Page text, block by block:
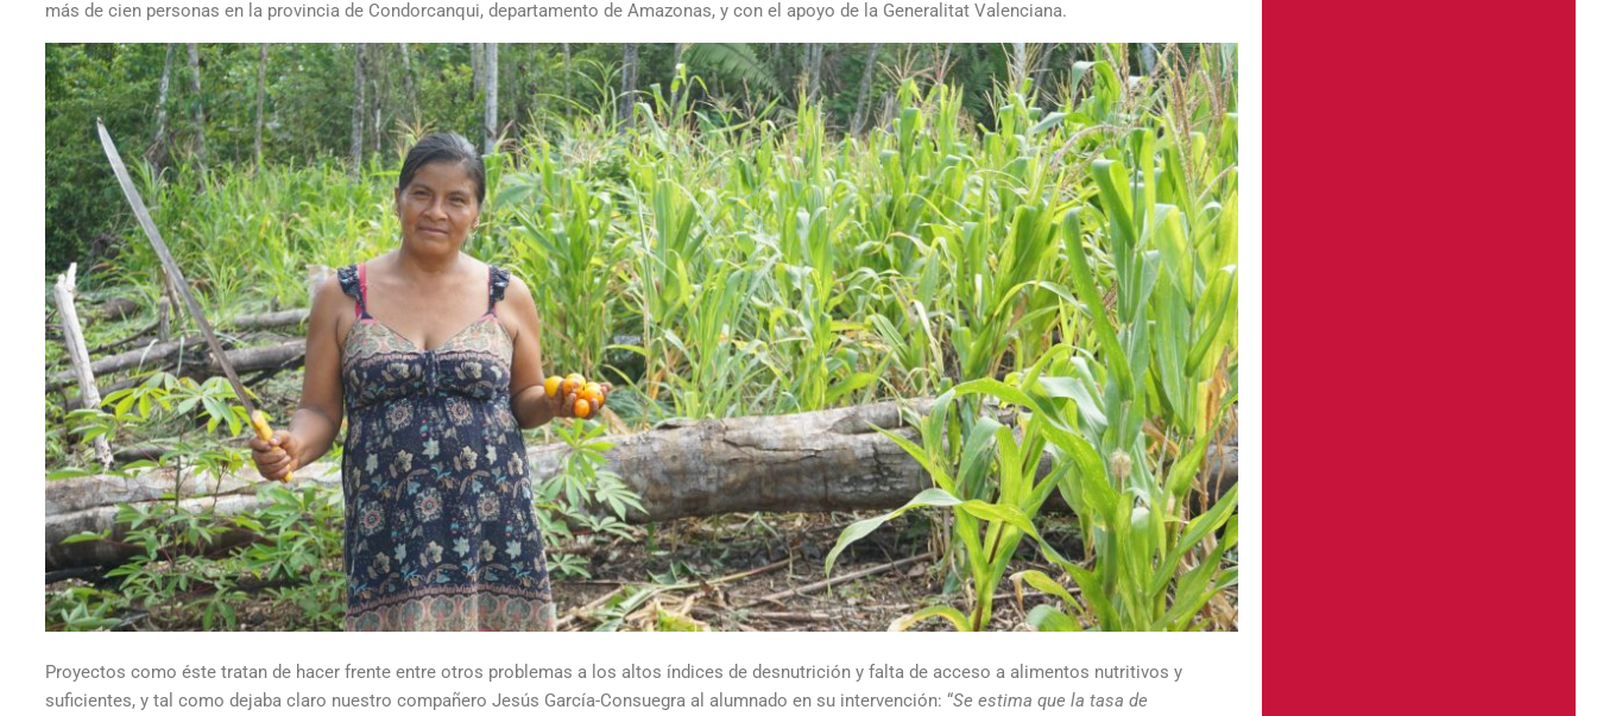
más de cien personas en la provincia de Condorcanqui, departamento de Amazonas, y con el apoyo de la Generalitat Valenciana.
Proyectos como éste tratan de hacer frente entre otros problemas a los altos índices de desnutrición y falta de acceso a alimentos nutritivos y
suficientes, y tal como dejaba claro nuestro compañero Jesús García-Consuegra al alumnado en su intervención: “Se estima que la tasa de